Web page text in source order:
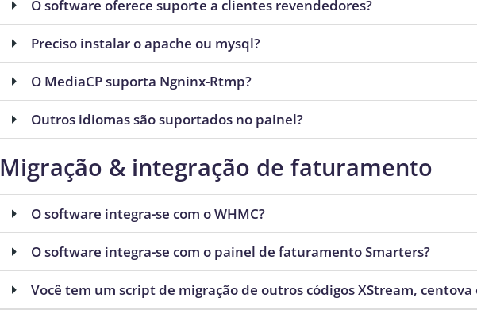
O software oferece suporte a clientes revendedores?
Preciso instalar o apache ou mysql?
O MediaCP suporta Ngninx-Rtmp?
Outros idiomas são suportados no painel?
Migração & integração de faturamento
O software integra-se com o WHMC?
O software integra-se com o painel de faturamento Smarters?
Você tem um script de migração de outros códigos XStream,